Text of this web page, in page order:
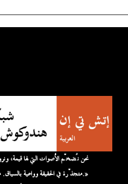
متجذّرة في الحقيقة وواعية بالسياق. هذه هي الصحافة من الهوامش.»